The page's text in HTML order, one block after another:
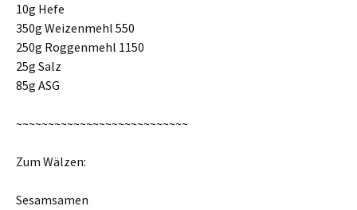
10g Hefe
350g Weizenmehl 550
250g Roggenmehl 1150
25g Salz
85g ASG
~~~~~~~~~~~~~~~~~~~~~~~~~~~
Zum Wälzen:
Sesamsamen